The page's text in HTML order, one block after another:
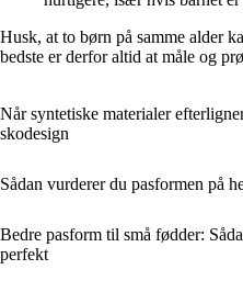
Husk, at to børn på samme alder
bedste er derfor altid at måle og
Når syntetiske materialer
skodesign
Sådan vurderer du pasformen på
Bedre pasform til små fødder:
perfekt